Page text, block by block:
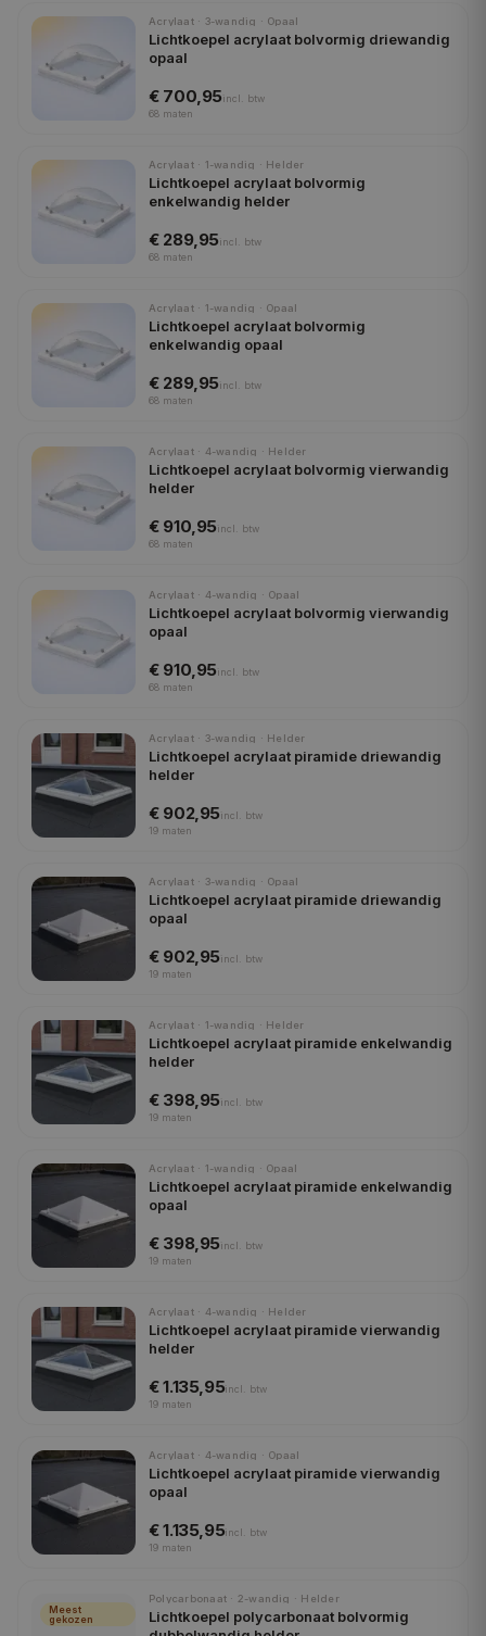
Acrylaat · 3-wandig · Opaal
Lichtkoepel acrylaat bolvormig driewandig
opaal
€ 700,95incl.
btw
68 maten
Acrylaat · 1-wandig · Helder
Lichtkoepel acrylaat bolvormig
enkelwandig helder
€ 289,95incl.
btw
68 maten
Acrylaat · 1-wandig · Opaal
Lichtkoepel acrylaat bolvormig
enkelwandig opaal
€ 289,95incl.
btw
68 maten
Acrylaat · 4-wandig · Helder
Lichtkoepel acrylaat bolvormig vierwandig
helder
€ 910,95incl.
btw
68 maten
Acrylaat · 4-wandig · Opaal
Lichtkoepel acrylaat bolvormig vierwandig
opaal
€ 910,95incl.
btw
68 maten
Acrylaat · 3-wandig · Helder
Lichtkoepel acrylaat piramide driewandig
helder
€ 902,95incl.
btw
19 maten
Acrylaat · 3-wandig · Opaal
Lichtkoepel acrylaat piramide driewandig
opaal
€ 902,95incl.
btw
19 maten
Acrylaat · 1-wandig · Helder
Lichtkoepel acrylaat piramide enkelwandig
helder
€ 398,95incl.
btw
19 maten
Acrylaat · 1-wandig · Opaal
Lichtkoepel acrylaat piramide enkelwandig
opaal
€ 398,95incl.
btw
19 maten
Acrylaat · 4-wandig · Helder
Lichtkoepel acrylaat piramide vierwandig
helder
€ 1.135,95incl.
btw
19 maten
Acrylaat · 4-wandig · Opaal
Lichtkoepel acrylaat piramide vierwandig
opaal
€ 1.135,95incl.
btw
19 maten
Meest
gekozen
Polycarbonaat · 2-wandig · Helder
Lichtkoepel polycarbonaat bolvormig